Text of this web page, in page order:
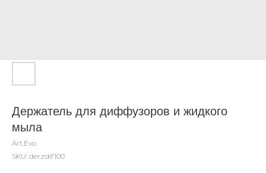
Держатель для диффузоров и жидкого
мыла
Art.Evo
SKU: derzdif100